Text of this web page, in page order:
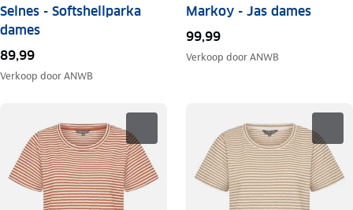
Selnes - Softshellparka
dames
89,99
Verkoop doorANWB
Markoy - Jas dames
99,99
Verkoop doorANWB